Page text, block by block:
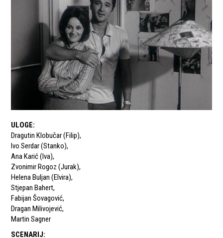
ULOGE:
Dragutin Klobučar (Filip),
Ivo Serdar (Stanko),
Ana Karić (Iva),
Zvonimir Rogoz (Jurak),
Helena Buljan (Elvira),
Stjepan Bahert,
Fabijan Šovagović,
Dragan Milivojević,
Martin Sagner
SCENARIJ: